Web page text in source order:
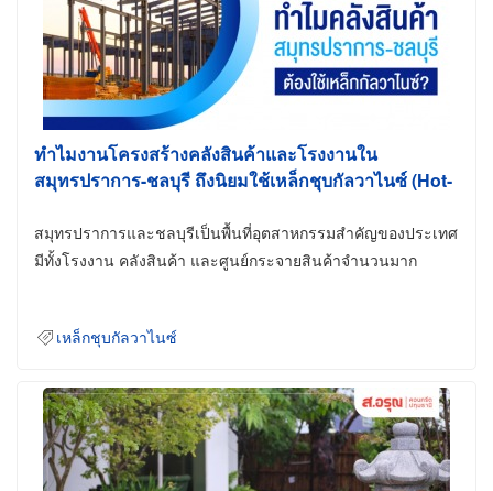
ทำไมงานโครงสร้างคลังสินค้าและโรงงานใน
สมุทรปราการ-ชลบุรี ถึงนิยมใช้เหล็กชุบกัลวาไนซ์ (Hot-
สมุทรปราการและชลบุรีเป็นพื้นที่อุตสาหกรรมสำคัญของประเทศ
มีทั้งโรงงาน คลังสินค้า และศูนย์กระจายสินค้าจำนวนมาก
เหล็กชุบกัลวาไนซ์